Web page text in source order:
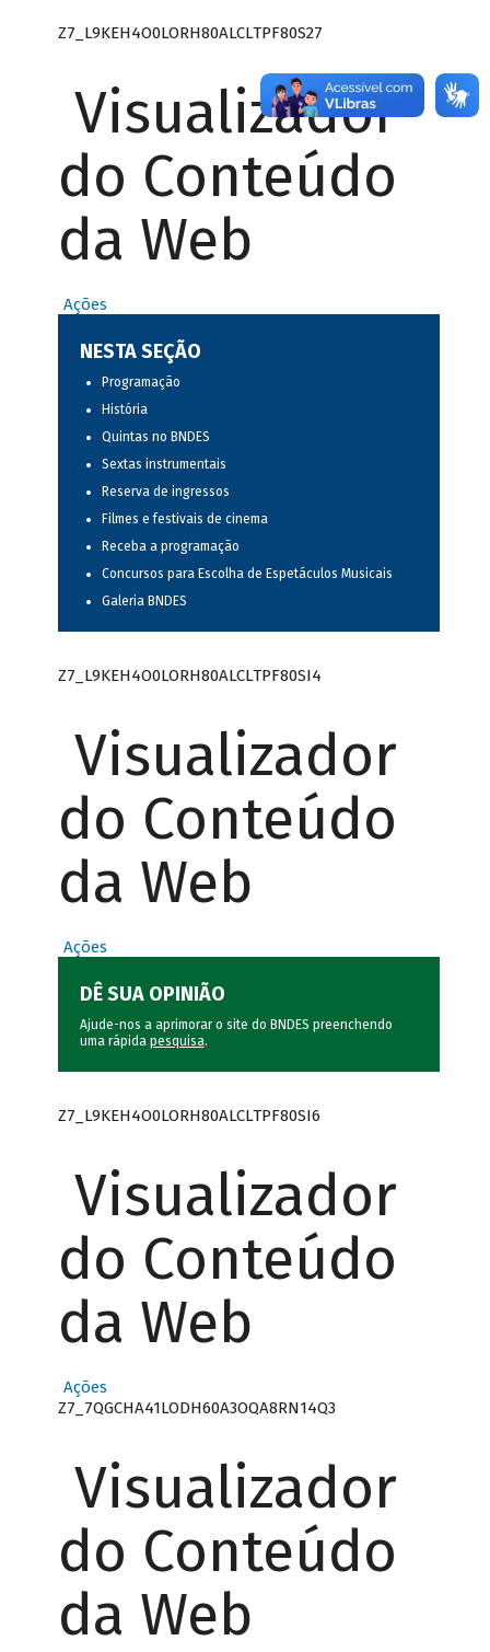
Z7_L9KEH4O0LORH80ALCLTPF80S27
Visualizador
do Conteúdo
da Web
Ações
NESTA SEÇÃO
Programação
História
Quintas no BNDES
Sextas instrumentais
Reserva de ingressos
Filmes e festivais de cinema
Receba a programação
Concursos para Escolha de Espetáculos Musicais
Galeria BNDES
Z7_L9KEH4O0LORH80ALCLTPF80SI4
Visualizador
do Conteúdo
da Web
Ações
DÊ SUA OPINIÃO
Ajude-nos a aprimorar o site do BNDES preenchendo
uma rápida pesquisa.
Z7_L9KEH4O0LORH80ALCLTPF80SI6
Visualizador
do Conteúdo
da Web
Ações
Z7_7QGCHA41LODH60A3OQA8RN14Q3
Visualizador
do Conteúdo
da Web